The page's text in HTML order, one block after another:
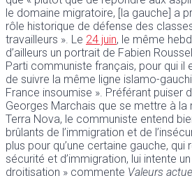
le domaine migratoire, [la gauche] a
rôle historique de défense des
travailleurs ». Le 24 juin, le même
d’ailleurs un portrait de Fabien
Parti communiste français, pour qui il
de suivre la même ligne islamo-
France insoumise ». Préférant puiser
Georges Marchais que se mettre à la
Terra Nova, le communiste entend
brûlants de l’immigration et de
plus pour qu’une certaine gauche, qui
sécurité et d’immigration, lui intente
droitisation » commente Valeurs